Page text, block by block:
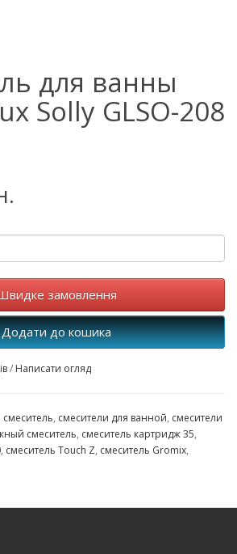
для ванны
Solly GLSO-208
замовлення
Додати до кошика
/ Написати огляд
смеситель, смесители для ванной, смесители
смеситель, смеситель картридж 35,
, смеситель Touch Z, смеситель Gromix,